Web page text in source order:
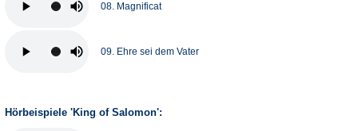
08. Magnificat
09. Ehre sei dem Vater
Hörbeispiele 'King of Salomon':